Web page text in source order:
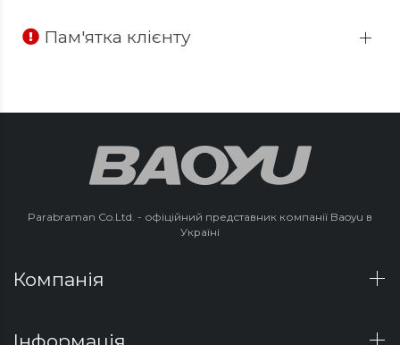
Пам'ятка клієнту
Parabraman Co.Ltd. - офіційний представник компанії Baoyu в
Україні
Компанія